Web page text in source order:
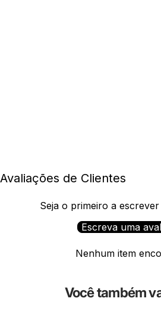
Avaliações de Clientes
Seja o primeiro a
Escreva uma
Nenhum item
Você também